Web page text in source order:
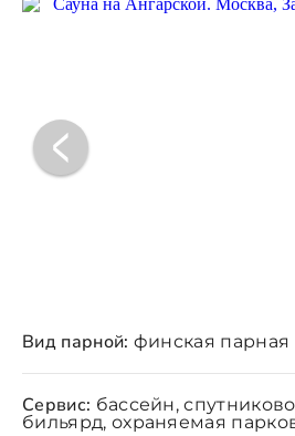
Вид парной: финская парная
Сервис: бассейн,
бильярд, охраняемая